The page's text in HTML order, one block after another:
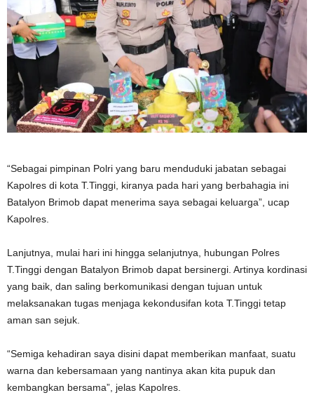
“Sebagai pimpinan Polri yang baru menduduki jabatan sebagai
Kapolres di kota T.Tinggi, kiranya pada hari yang berbahagia ini
Batalyon Brimob dapat menerima saya sebagai keluarga”, ucap
Kapolres.
Lanjutnya, mulai hari ini hingga selanjutnya, hubungan Polres
T.Tinggi dengan Batalyon Brimob dapat bersinergi. Artinya kordinasi
yang baik, dan saling berkomunikasi dengan tujuan untuk
melaksanakan tugas menjaga kekondusifan kota T.Tinggi tetap
aman san sejuk.
“Semiga kehadiran saya disini dapat memberikan manfaat, suatu
warna dan kebersamaan yang nantinya akan kita pupuk dan
kembangkan bersama”, jelas Kapolres.